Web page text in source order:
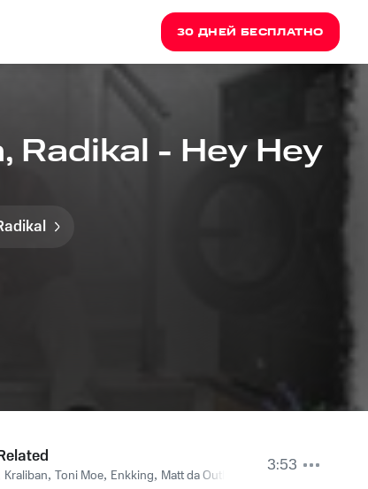
30 ДНЕЙ БЕСПЛАТНО
Radikal - Hey Hey
Kraliban, Toni Moe, Enkking, Matt da Outlaw
3:53